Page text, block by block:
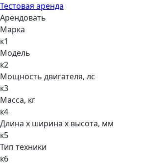
Тестовая аренда
Арендовать
Марка
к1
Модель
к2
Мощнocть двигaтеля, лс
к3
Масса, кг
к4
Длина х ширина х высота, мм
к5
Тип техники
к6